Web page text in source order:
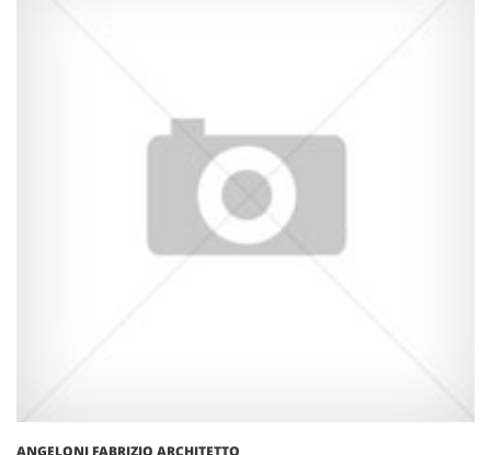
ANGELONI FABRIZIO ARCHITETTO